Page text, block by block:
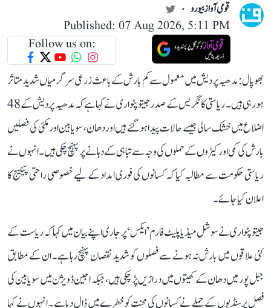
قومی آواز بیورو
Published: 07 Aug 2026, 5:11 PM
Follow us on:
بھوپال: مدھیہ پردیش میں معمول سے کم بارش کے باعث زرعی سرگرمیاں شدید متاثر
ہو رہی ہیں۔ ریاستی کانگریس کے صدر جیتو پٹواری نے کہا ہے کہ مدھیہ پردیش کے 48
اضلاع میں خشک سالی جیسے حالات پیدا ہو گئے ہیں اور دھان، سویابین اور مکئی کی فصلیں
بارش کی کمی اور کیڑوں کے حملوں کی وجہ سے تباہی کے دہانے پر پہنچ چکی ہیں۔ انہوں نے
ریاستی حکومت سے مطالبہ کیا کہ کسانوں کی فوری امداد کے لیے خصوصی راحتی پیکیج کا
اعلان کیا جائے۔
جیتو پٹواری نے سوشل میڈیا پلیٹ فارم ’ایکس‘ پر جاری اپنے بیان میں کہا کہ ریاست کے
کئی علاقوں میں بارش نہ ہونے سے فصلوں کو شدید نقصان پہنچ رہا ہے۔ ان کے مطابق
جبل پور میں دھان کے کھیتوں میں دراڑیں پڑ چکی ہیں، جبکہ اجین ڈویژن میں سویابین کی
فصل پر سنڈیوں کے حملے نے کسانوں کی محنت کو خطرے میں ڈال دیا ہے۔ انہوں نے کہا